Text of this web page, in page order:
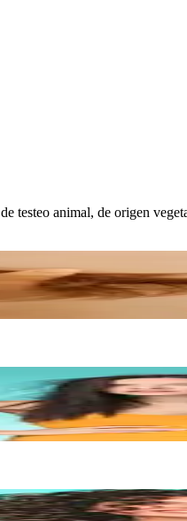
testeo animal, de origen